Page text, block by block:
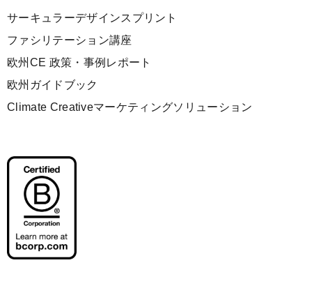
サーキュラーデザインスプリント
ファシリテーション講座
欧州CE 政策・事例レポート
欧州ガイドブック
Climate Creativeマーケティングソリューション